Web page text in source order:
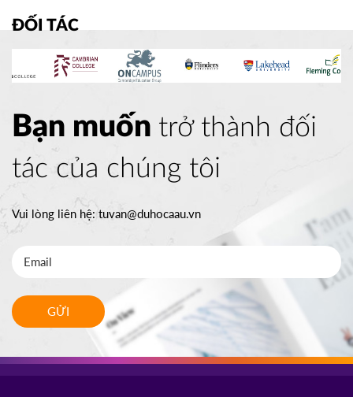
ĐỐI TÁC
Bạn muốn trở thành đối
tác của chúng tôi
Vui lòng liên hệ:tuvan@duhocaau.vn
GỬI